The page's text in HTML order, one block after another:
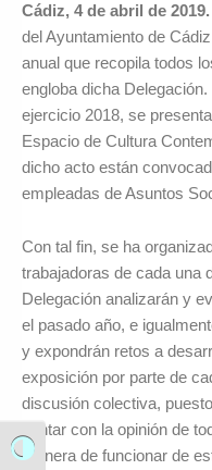
Alternar alto contraste
Cádiz, 4 de abril de 2019.
del Ayuntamiento de
anual que recopila todos
engloba dicha
ejercicio 2018, se
Espacio de Cultura
dicho acto están
empleadas de Asuntos
Con tal fin, se ha
trabajadoras de cada una
Delegación analizarán y
el pasado año, e
y expondrán retos a
exposición por parte de
discusión colectiva,
contar con la opinión de
manera de funcionar de